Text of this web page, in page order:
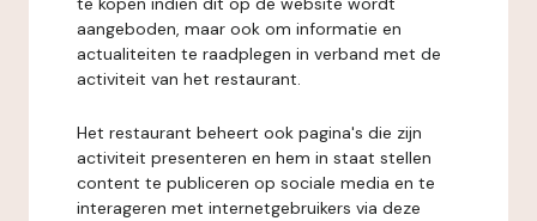
aangeboden, maar ook om informatie en
actualiteiten te raadplegen in verband met de
activiteit van het restaurant.
Het restaurant beheert ook pagina's die zijn
activiteit presenteren en hem in staat stellen
content te publiceren op sociale media en te
interageren met internetgebruikers via deze